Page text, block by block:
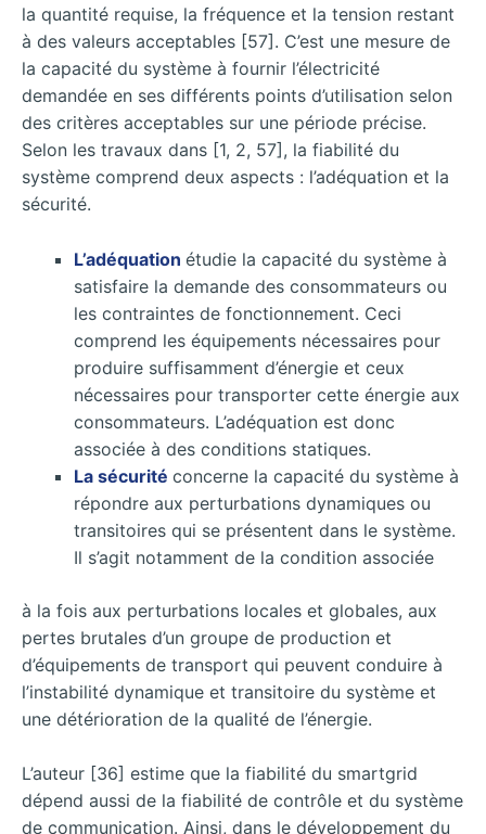
la quantité requise, la fréquence et la tension restant
à des valeurs acceptables [57]. C’est une mesure de
la capacité du système à fournir l’électricité
demandée en ses différents points d’utilisation selon
des critères acceptables sur une période précise.
Selon les travaux dans [1, 2, 57], la fiabilité du
système comprend deux aspects : l’adéquation et la
sécurité.
L’adéquation étudie la capacité du système à
satisfaire la demande des consommateurs ou
les contraintes de fonctionnement. Ceci
comprend les équipements nécessaires pour
produire suffisamment d’énergie et ceux
nécessaires pour transporter cette énergie aux
consommateurs. L’adéquation est donc
associée à des conditions statiques.
La sécurité concerne la capacité du système à
répondre aux perturbations dynamiques ou
transitoires qui se présentent dans le système.
Il s’agit notamment de la condition associée
à la fois aux perturbations locales et globales, aux
pertes brutales d’un groupe de production et
d’équipements de transport qui peuvent conduire à
l’instabilité dynamique et transitoire du système et
une détérioration de la qualité de l’énergie.
L’auteur [36] estime que la fiabilité du smartgrid
dépend aussi de la fiabilité de contrôle et du système
de communication. Ainsi, dans le développement du